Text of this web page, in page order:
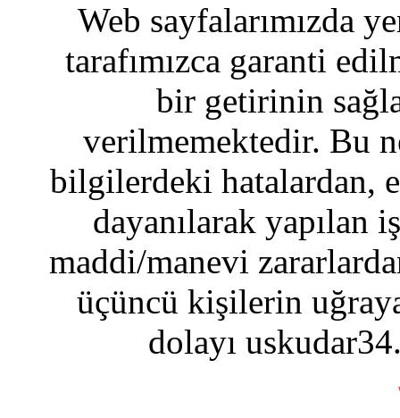
Web sayfalarımızda
tarafımızca garanti
bir getirinin
verilmemektedir. Bu
bilgilerdeki hatalardan,
dayanılarak yapılan
maddi/manevi
üçüncü kişilerin
dolayı